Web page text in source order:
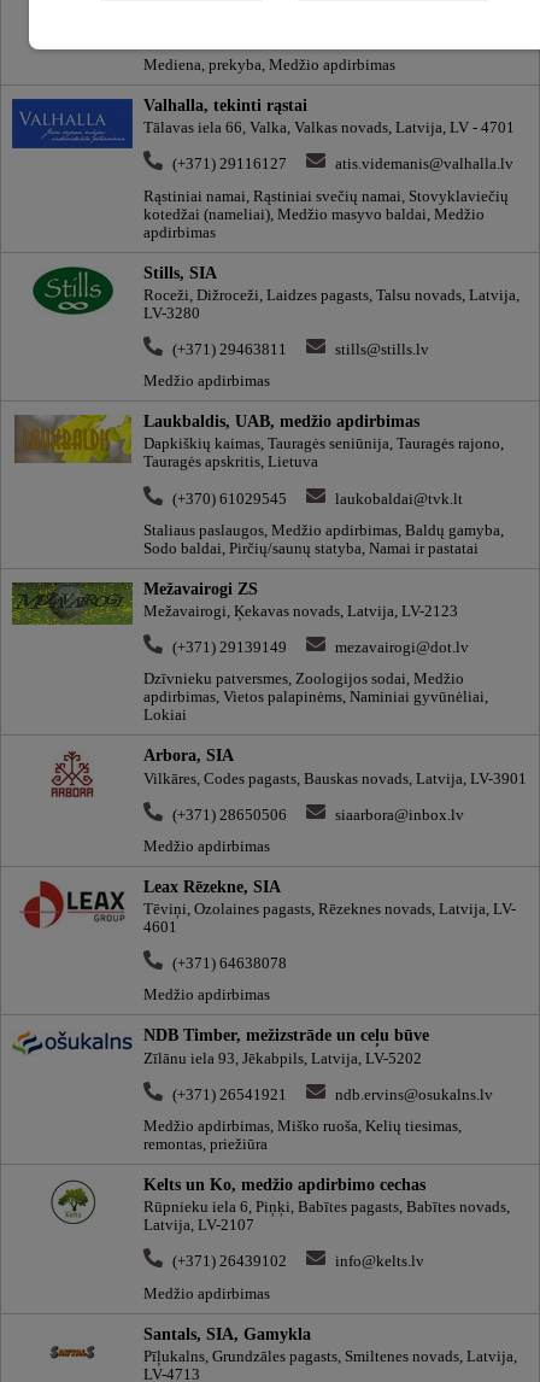
Mediena, prekyba, Medžio apdirbimas
Valhalla, tekinti rąstai
Tālavas iela 66, Valka, Valkas novads, Latvija, LV - 4701
(+371) 29116127
atis.videmanis@valhalla.lv
Rąstiniai namai, Rąstiniai svečių namai, Stovyklaviečių
kotedžai (nameliai), Medžio masyvo baldai, Medžio
apdirbimas
Stills, SIA
Roceži, Dižroceži, Laidzes pagasts, Talsu novads, Latvija,
LV-3280
(+371) 29463811
stills@stills.lv
Medžio apdirbimas
Laukbaldis, UAB, medžio apdirbimas
Dapkiškių kaimas, Tauragės seniūnija, Tauragės rajono,
Tauragės apskritis, Lietuva
(+370) 61029545
laukobaldai@tvk.lt
Staliaus paslaugos, Medžio apdirbimas, Baldų gamyba,
Sodo baldai, Pirčių/saunų statyba, Namai ir pastatai
Mežavairogi ZS
Mežavairogi, Ķekavas novads, Latvija, LV-2123
(+371) 29139149
mezavairogi@dot.lv
Dzīvnieku patversmes, Zoologijos sodai, Medžio
apdirbimas, Vietos palapinėms, Naminiai gyvūnėliai,
Lokiai
Arbora, SIA
Vilkāres, Codes pagasts, Bauskas novads, Latvija, LV-3901
(+371) 28650506
siaarbora@inbox.lv
Medžio apdirbimas
Leax Rēzekne, SIA
Tēviņi, Ozolaines pagasts, Rēzeknes novads, Latvija, LV-
4601
(+371) 64638078
Medžio apdirbimas
NDB Timber, mežizstrāde un ceļu būve
Zīlānu iela 93, Jēkabpils, Latvija, LV-5202
(+371) 26541921
ndb.ervins@osukalns.lv
Medžio apdirbimas, Miško ruoša, Kelių tiesimas,
remontas, priežiūra
Kelts un Ko, medžio apdirbimo cechas
Rūpnieku iela 6, Piņķi, Babītes pagasts, Babītes novads,
Latvija, LV-2107
(+371) 26439102
info@kelts.lv
Medžio apdirbimas
Santals, SIA, Gamykla
Pīļukalns, Grundzāles pagasts, Smiltenes novads, Latvija,
LV-4713